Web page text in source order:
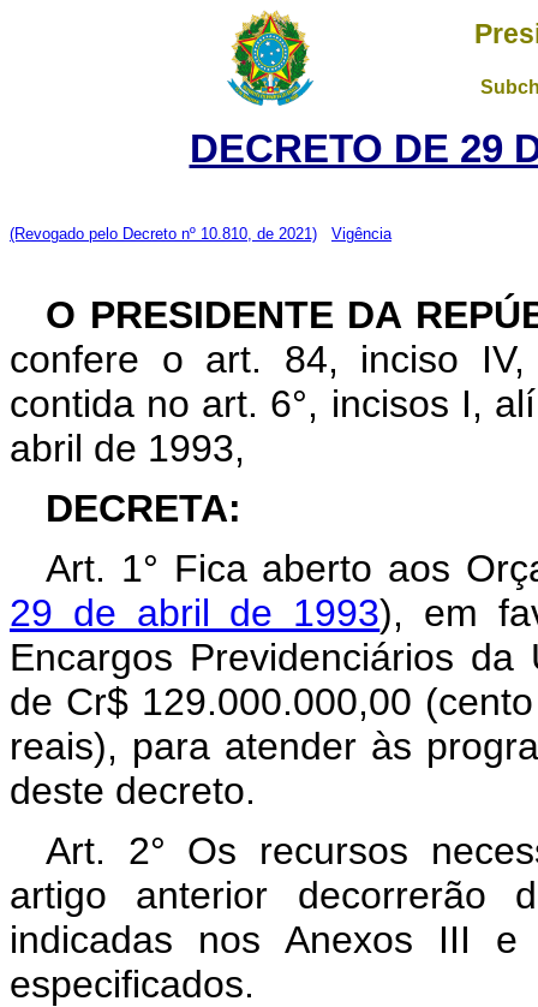
DECRETO DE 29
(Revogado pelo Decreto nº 10.810, de 2021) Vigência
O PRESIDENTE DA
confere o art. 84, inciso
contida no art. 6°, incisos I,
abril de 1993,
DECRETA:
Art. 1° Fica aberto aos
29 de abril de 1993), em
Encargos Previdenciários
de Cr$ 129.000.000,00
reais), para atender às
deste decreto.
Art. 2° Os recursos
artigo anterior decorrerão
indicadas nos Anexos III
especificados.